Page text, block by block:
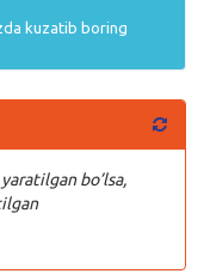
kuzatib boring
bo’lsa,